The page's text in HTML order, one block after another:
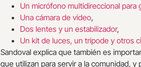
Un micrófono multidireccional para
Una cámara de video,
Dos lentes y un estabilizador,
Un kit de luces, un trípode y otros
Sandoval explica que también es
que utilizan para servir a la comunidad,